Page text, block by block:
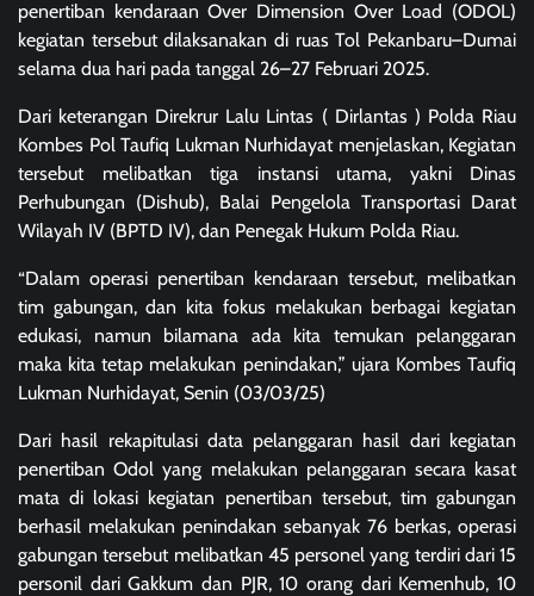
penertiban kendaraan Over Dimension Over Load (ODOL)
kegiatan tersebut dilaksanakan di ruas Tol Pekanbaru–Dumai
selama dua hari pada tanggal 26–27 Februari 2025.
Dari keterangan Direkrur Lalu Lintas ( Dirlantas ) Polda Riau
Kombes Pol Taufiq Lukman Nurhidayat menjelaskan, Kegiatan
tersebut melibatkan tiga instansi utama, yakni Dinas
Perhubungan (Dishub), Balai Pengelola Transportasi Darat
Wilayah IV (BPTD IV), dan Penegak Hukum Polda Riau.
“Dalam operasi penertiban kendaraan tersebut, melibatkan
tim gabungan, dan kita fokus melakukan berbagai kegiatan
edukasi, namun bilamana ada kita temukan pelanggaran
maka kita tetap melakukan penindakan,” ujara Kombes Taufiq
Lukman Nurhidayat, Senin (03/03/25)
Dari hasil rekapitulasi data pelanggaran hasil dari kegiatan
penertiban Odol yang melakukan pelanggaran secara kasat
mata di lokasi kegiatan penertiban tersebut, tim gabungan
berhasil melakukan penindakan sebanyak 76 berkas, operasi
gabungan tersebut melibatkan 45 personel yang terdiri dari 15
personil dari Gakkum dan PJR, 10 orang dari Kemenhub, 10